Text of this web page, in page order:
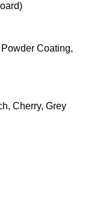
Coating,
Cherry, Grey